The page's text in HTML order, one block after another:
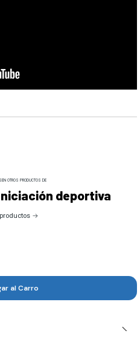
OTROS PRODUCTOS DE
deportiva
al Carro